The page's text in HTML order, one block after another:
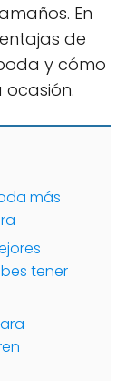
En
de
y cómo
más
tener